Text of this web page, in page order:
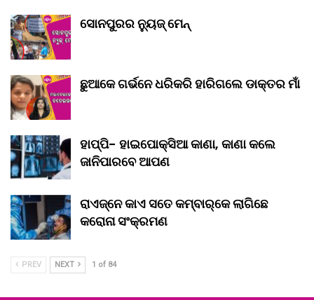
ସୋନପୁରର ନ୍ୟୁଜ୍ ମେନ୍
ଛୁଆକେ ଗର୍ଭନେ ଧରିକରି ହାରିଗଲେ ଡାକ୍ତର ମାଁ
ହାପ୍ପି- ହାଇପୋକ୍ସିଆ କାଣା, କାଣା କଲେ
ଜାନିପାରବେ ଆପଣ
ରାଏଜ୍‌ନେ କାଏ ସତେ କମ୍‌ବାର୍‌କେ ଲାଗିଛେ
କରୋନା ସଂକ୍ରମଣ
PREV NEXT 1 of 84